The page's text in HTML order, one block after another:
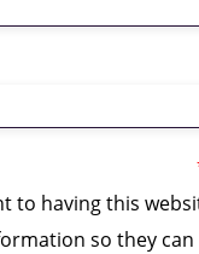
to having this
so they